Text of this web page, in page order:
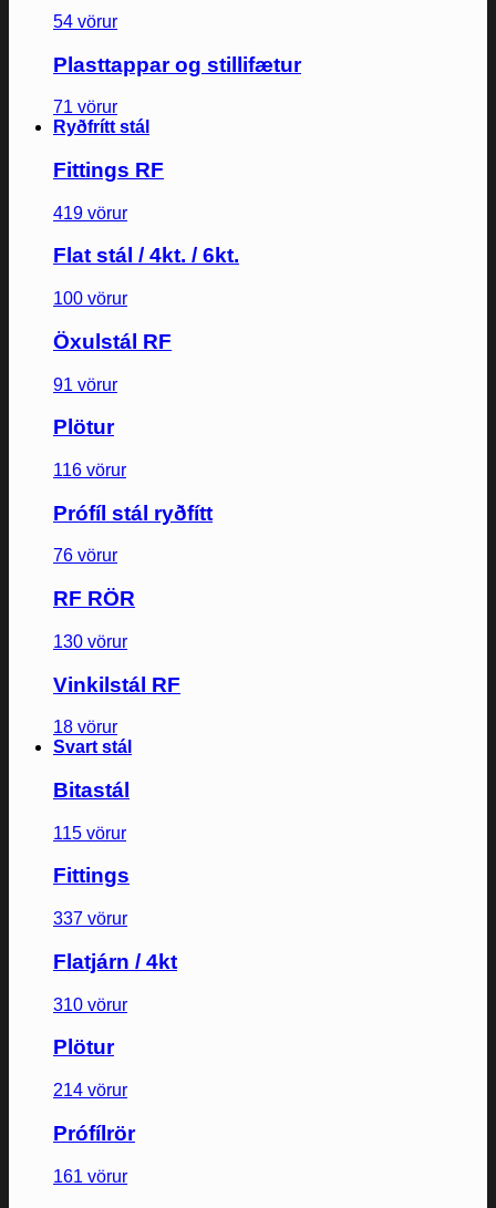
54 vörur
Plasttappar og stillifætur
71 vörur
Ryðfrítt stál
Fittings RF
419 vörur
Flat stál / 4kt. / 6kt.
100 vörur
Öxulstál RF
91 vörur
Plötur
116 vörur
Prófíl stál ryðfítt
76 vörur
RF RÖR
130 vörur
Vinkilstál RF
18 vörur
Svart stál
Bitastál
115 vörur
Fittings
337 vörur
Flatjárn / 4kt
310 vörur
Plötur
214 vörur
Prófílrör
161 vörur